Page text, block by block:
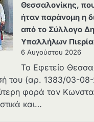
Θεσσαλονίκης, που
ήταν παράνομη η
από το Σύλλογο
Υπαλλήλων
6 Αυγούστου 2026
Το Εφετείο
του (αρ. 1383/03-
φορά τον
και…